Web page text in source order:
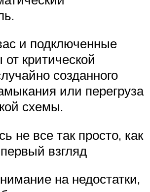
и подключенные
критической
созданного
или перегруза
схемы.
не все так просто, как
взгляд
на недостатки,